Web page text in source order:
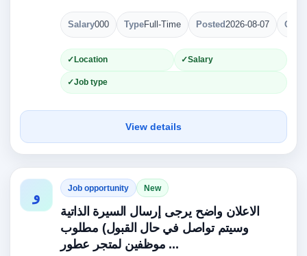
Salary000 TypeFull-Time Posted2026-08-07
Location Salary
Job type
View details
و Job opportunity New
الاعلان واضح يرجى إرسال السيرة الذاتية
وسيتم تواصل في حال القبول) مطلوب
موظفين لمتجر عطور ...